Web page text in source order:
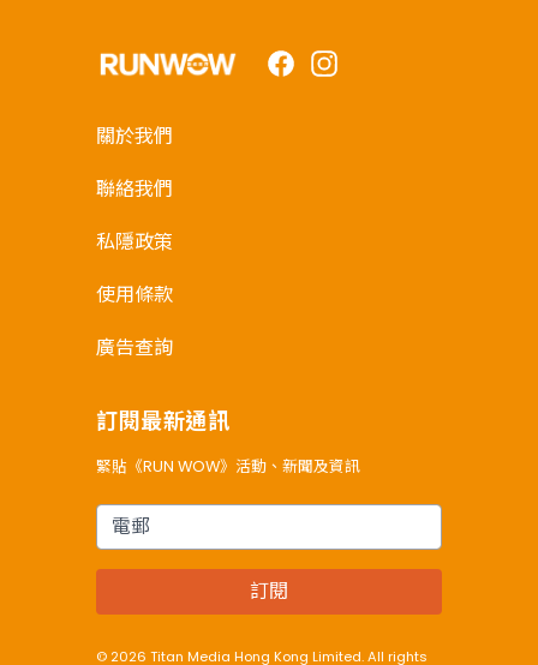
FacebookInstagram
關於我們
聯絡我們
私隱政策
使用條款
廣告查詢
訂閱最新通訊
緊貼《RUN WOW》活動、新聞及資訊
電郵
訂閱
© 2026 Titan Media Hong Kong Limited. All rights